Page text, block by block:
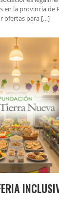
en la provincia de
ofertas para […]